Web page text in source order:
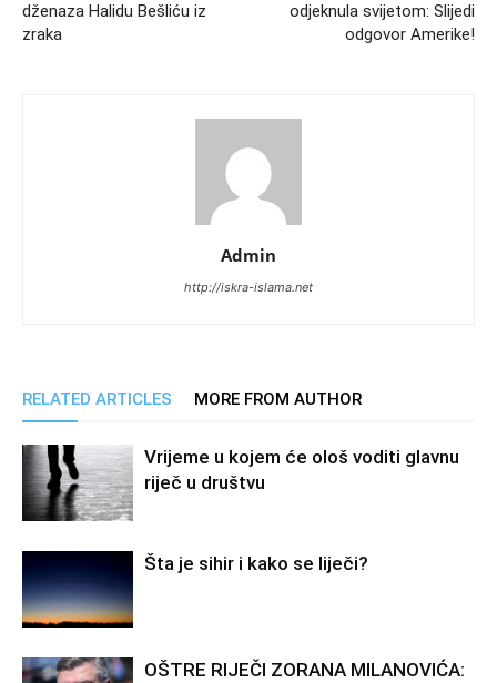
dženaza Halidu Bešliću iz
zraka
odjeknula svijetom: Slijedi
odgovor Amerike!
Admin
http://iskra-islama.net
RELATED ARTICLES MORE FROM AUTHOR
Vrijeme u kojem će ološ voditi glavnu
riječ u društvu
Šta je sihir i kako se liječi?
OŠTRE RIJEČI ZORANA MILANOVIĆA: